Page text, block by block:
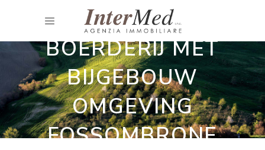
Landhuizen voor renovatie
BOERDERIJ MET
BIJGEBOUW
OMGEVING
FOSSOMBRONE